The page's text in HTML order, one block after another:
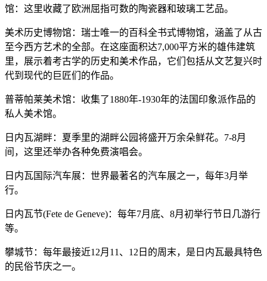
馆：这里收藏了欧洲屈指可数的陶瓷器和玻璃工艺品。
美术历史博物馆：瑞士唯一的百科全书式博物馆，涵盖了从古
至今西方艺术的全部。在这座面积达7,000平方米的雄伟建筑
里，展示着考古学的历史和美术作品，它们包括从文艺复兴时
代到现代的巨匠们的作品。
普蒂帕莱美术馆：收集了1880年-1930年的法国印象派作品的
私人美术馆。
日内瓦湖畔：夏季里的湖畔公园将盛开万余朵鲜花。7-8月
间，这里还举办各种免费演唱会。
日内瓦国际汽车展：世界最著名的汽车展之一，每年3月举
行。
日内瓦节(Fete de Geneve)：每年7月底、8月初举行节日几游行
等。
攀城节：每年最接近12月11、12日的周末，是日内瓦最具特色
的民俗节庆之一。